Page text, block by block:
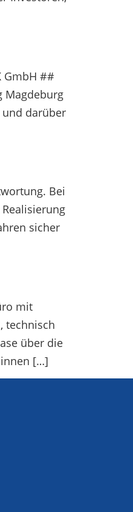
GmbH ##
Magdeburg
darüber
Bei
sicher
mit
technisch
über die
[…]